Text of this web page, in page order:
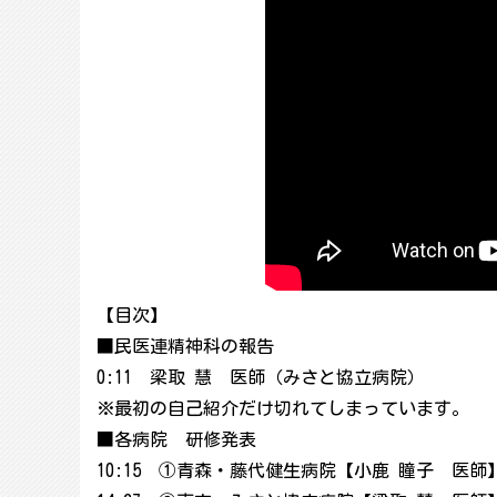
【目次】
■民医連精神科の報告
0:11 梁取 慧 医師（みさと協立病院）
※最初の自己紹介だけ切れてしまっています。
■各病院 研修発表
10:15 ①青森・藤代健生病院【小鹿 瞳子 医師